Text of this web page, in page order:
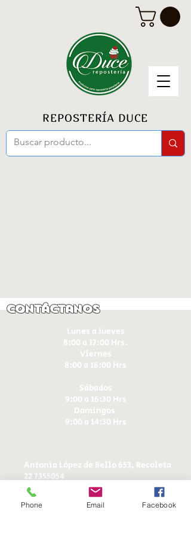
REPOSTERÍA DUCE
Contáctanos
Lunes a Jueves
8:00 a 17:00 Hrs.
Viernes
8:00 a 16:00 Hrs​
Sábados
9:00 a 16:30 Hrs
Domingos
9:00 a 14:30 Hrs
Antonia López de Bello 653, Recoleta
22 7355054
22 7375725
+56 9 75224598
ducereposteria@gmail.com
Phone Email Facebook